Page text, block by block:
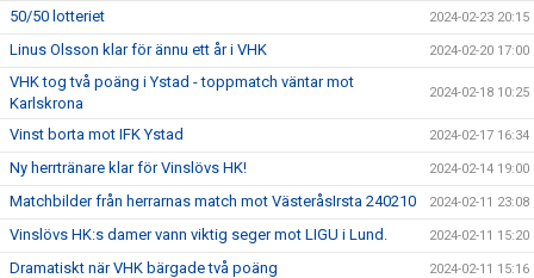
50/50 lotteriet 2024-02-23 20:15
Linus Olsson klar för ännu ett år i VHK 2024-02-20 17:00
VHK tog två poäng i Ystad - toppmatch väntar mot
Karlskrona
2024-02-18 10:25
Vinst borta mot IFK Ystad 2024-02-17 16:34
Ny herrtränare klar för Vinslövs HK! 2024-02-14 19:00
Matchbilder från herrarnas match mot VästeråsIrsta 240210 2024-02-11 23:08
Vinslövs HK:s damer vann viktig seger mot LIGU i Lund. 2024-02-11 15:20
Dramatiskt när VHK bärgade två poäng 2024-02-11 15:16